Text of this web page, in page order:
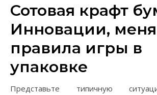
Сотовая крафт
Инновации,
правила игры в
упаковке
Представьте типичную